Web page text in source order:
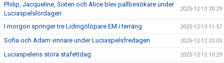
Philip, Jacqueline, Sixten och Alice blev pallbesökare under
Luciaspelslördagen
2025-12-13 20:29
I morgon springer tre Lidingölöpare EM i terräng 2025-12-13 11:57
Sofia och Adam vinnare under Luciaspelsfredagen 2025-12-12 23:03
Luciaspelens stora stafettdag 2025-12-12 10:29